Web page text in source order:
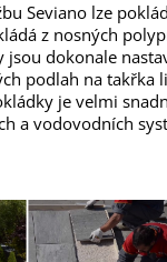
Seviano lze
z nosných
jsou dokonale
podlah na takřka
je velmi
a vodovodních